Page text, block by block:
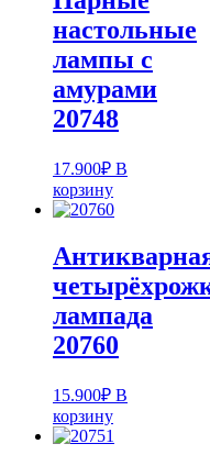
настольные
лампы с
амурами
20748
17.900₽ В
корзину
лампада
20760
15.900₽ В
корзину